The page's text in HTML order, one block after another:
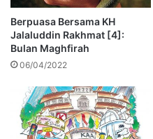
Berpuasa Bersama KH
Jalaluddin Rakhmat [4]:
Bulan Maghfirah
06/04/2022